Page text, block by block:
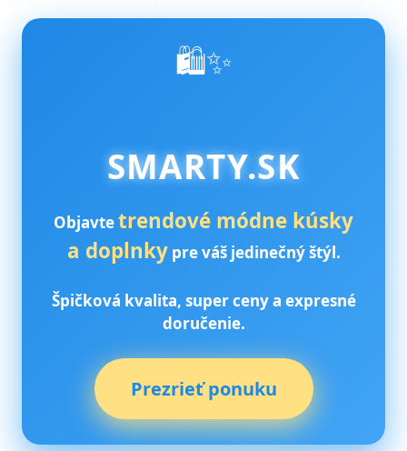
🛍️✨
SMARTY.SK
Objavtetrendové módne kúsky
a doplnkypre váš jedinečný štýl.
Špičková kvalita, super ceny a expresné
doručenie.
Prezrieť ponuku